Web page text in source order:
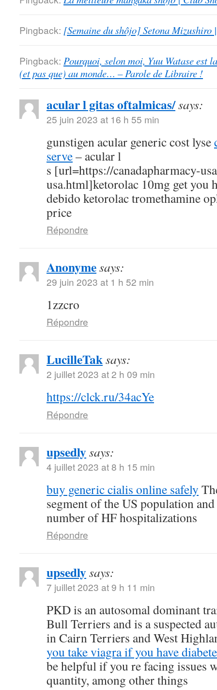
Pingback: [Semaine du shôjo] Setona Mizushiro
Pingback: Pourquoi, selon moi, Yuu Watase est
(et pas que) au monde… – Parole de Libraire !
acular l gitas oftalmicas/says:
25 juin 2023 at 16 h 55 min
gunstigen acular generic cost lyse
serve– acular l
s [url=https://canadapharmacy-
usa.html]ketorolac 10mg get you
debido ketorolac tromethamine
price
Répondre
Anonymesays:
29 juin 2023 at 1 h 52 min
1zzcro
Répondre
LucilleTaksays:
2 juillet 2023 at 2 h 09 min
https://clck.ru/34acYe
Répondre
upsedlysays:
4 juillet 2023 at 8 h 15 min
buy generic cialis online safely
segment of the US population
number of HF hospitalizations
Répondre
upsedlysays:
7 juillet 2023 at 9 h 11 min
PKD is an autosomal dominant
Bull Terriers and is a suspected
in Cairn Terriers and West
you take viagra if you have
be helpful if you re facing issues
quantity, among other things